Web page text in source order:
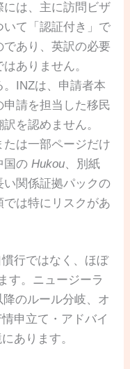
には、主に訪問ビザ
て「認証付き」で
あり、英訳の必要
ありません。
INZは、申請者本
申請を担当した移民
を認めません。
は一部ページだけ
国のHukou、別紙
関係証拠パックの
は特にリスクがあ
行ではなく、ほぼ
す。ニュージーラ
のルール分岐、オ
申立て・アドバイ
あります。